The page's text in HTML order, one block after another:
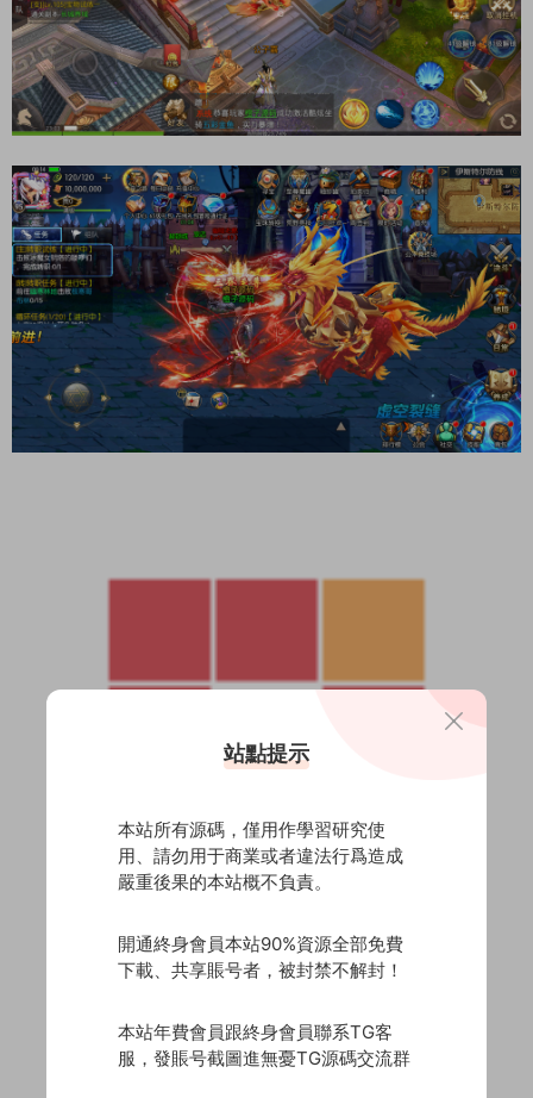
站點提示
本站所有源碼，僅用作學習研究使
用、請勿用于商業或者違法行爲造成
嚴重後果的本站概不負責。
開通終身會員本站90%資源全部免費
下載、共享賬号者，被封禁不解封！
本站年費會員跟終身會員聯系TG客
服，發賬号截圖進無憂TG源碼交流群